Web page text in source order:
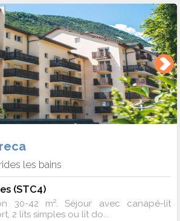
les bains
(STC4)
30-42 m². Séjour avec canapé-lit
2 lits simples ou lit do...